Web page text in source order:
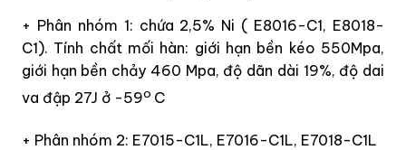
+ Phân nhóm 1: chứa 2,5% Ni ( E8016-C1, E8018-
C1). Tính chất mối hàn: giới hạn bền kéo 550Mpa,
giới hạn bền chảy 460 Mpa, độ dãn dài 19%, độ dai
va đập 27J ở -59o C
+ Phân nhóm 2: E7015-C1L, E7016-C1L, E7018-C1L